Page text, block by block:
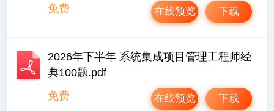
免费
下载
在线预览
2026年下半年 系统集成项目管理工程师经
典100题.pdf
免费
下载
在线预览